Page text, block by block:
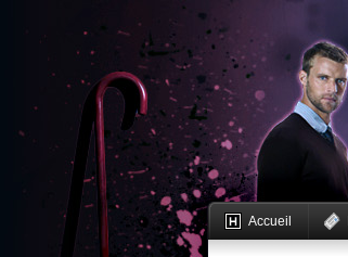
Accueil